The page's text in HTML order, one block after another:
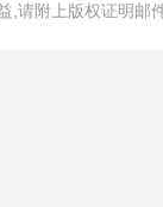
,请附上版权证明